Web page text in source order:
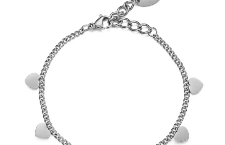
hodinky
Ostatné